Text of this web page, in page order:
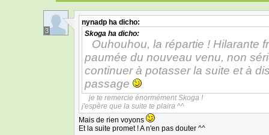
3
nynadp ha dicho:
Skoga ha dicho:
Ouhouhou, la répartie ! Hilarante
paumée du nouveau venu, non
continuer à potasser la suite et à
passage
je te remercie énormément Skoga !
j'espère que la suite te plaira ^^
Mais de rien voyons
Et la suite promet ! A n'en pas douter ^^